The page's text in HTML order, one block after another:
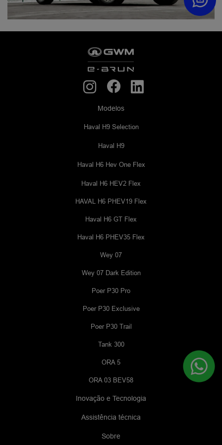
Modelos
Haval H9 Selection
Haval H9
Haval H6 Hev One Flex
Haval H6 HEV2 Flex
HAVAL H6 PHEV19 Flex
Haval H6 GT Flex
Haval H6 PHEV35 Flex
Wey 07
Wey 07 Dark Edition
Poer P30 Pro
Poer P30 Exclusive
Poer P30 Trail
Tank 300
ORA 5
ORA 03 BEV58
Inovação e Tecnologia
Assistência técnica
Sobre